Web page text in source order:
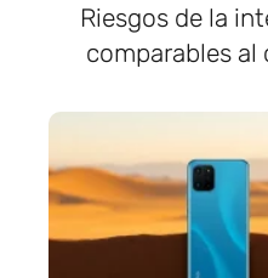
Riesgos de la
comparables